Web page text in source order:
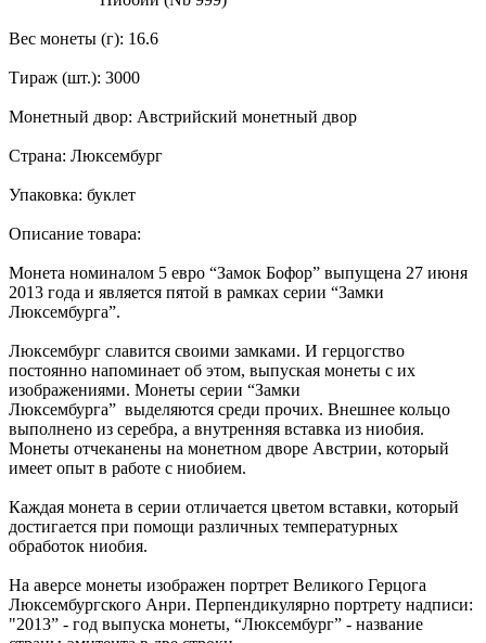
Вес монеты (г): 16.6
Тираж (шт.): 3000
Монетный двор: Австрийский монетный двор
Страна: Люксембург
Упаковка: буклет
Описание товара:
Монета номиналом 5 евро “Замок Бофор” выпущена 27 июня
2013 года и является пятой в рамках серии “Замки
Люксембурга”.
Люксембург славится своими замками. И герцогство
постоянно напоминает об этом, выпуская монеты с их
изображениями. Монеты серии “Замки
Люксембурга” выделяются среди прочих. Внешнее кольцо
выполнено из серебра, а внутренняя вставка из ниобия.
Монеты отчеканены на монетном дворе Австрии, который
имеет опыт в работе с ниобием.
Каждая монета в серии отличается цветом вставки, который
достигается при помощи различных температурных
обработок ниобия.
На аверсе монеты изображен портрет Великого Герцога
Люксембургского Анри. Перпендикулярно портрету надписи:
"2013” - год выпуска монеты, “Люксембург” - название